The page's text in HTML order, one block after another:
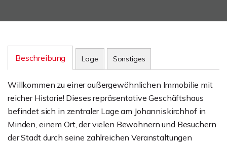
Beschreibung Lage Sonstiges
Willkommen zu einer außergewöhnlichen Immobilie mit
reicher Historie! Dieses repräsentative Geschäftshaus
befindet sich in zentraler Lage am Johanniskirchhof in
Minden, einem Ort, der vielen Bewohnern und Besuchern
der Stadt durch seine zahlreichen Veranstaltungen